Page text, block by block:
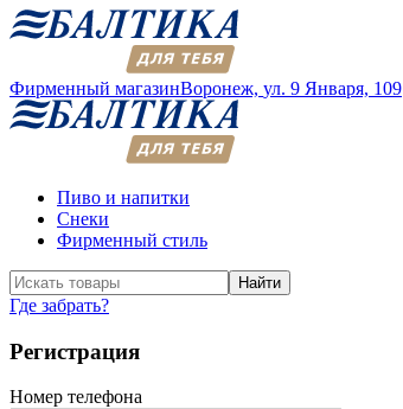
Фирменный магазинВоронеж, ул. 9 Января, 109
Пиво и напитки
Снеки
Фирменный стиль
Найти
Где забрать?
Регистрация
Номер телефона